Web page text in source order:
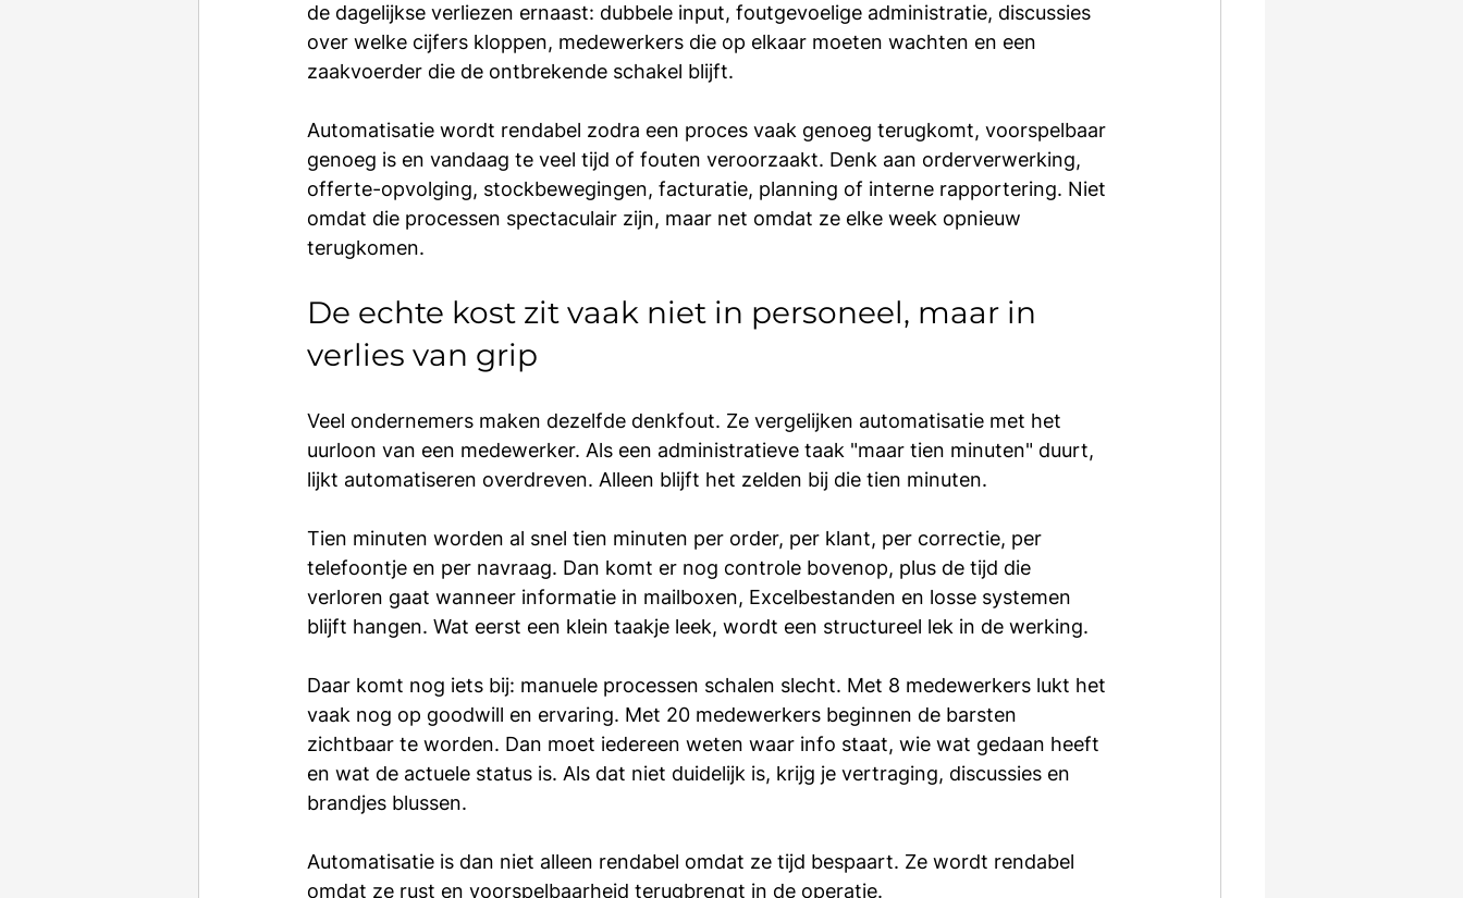
de dagelijkse verliezen ernaast: dubbele input, foutgevoelige administratie, discussies
over welke cijfers kloppen, medewerkers die op elkaar moeten wachten en een
zaakvoerder die de ontbrekende schakel blijft.
Automatisatie wordt rendabel zodra een proces vaak genoeg terugkomt, voorspelbaar
genoeg is en vandaag te veel tijd of fouten veroorzaakt. Denk aan orderverwerking,
offerte-opvolging, stockbewegingen, facturatie, planning of interne rapportering. Niet
omdat die processen spectaculair zijn, maar net omdat ze elke week opnieuw
terugkomen.
De echte kost zit vaak niet in personeel, maar in
verlies van grip
Veel ondernemers maken dezelfde denkfout. Ze vergelijken automatisatie met het
uurloon van een medewerker. Als een administratieve taak "maar tien minuten" duurt,
lijkt automatiseren overdreven. Alleen blijft het zelden bij die tien minuten.
Tien minuten worden al snel tien minuten per order, per klant, per correctie, per
telefoontje en per navraag. Dan komt er nog controle bovenop, plus de tijd die
verloren gaat wanneer informatie in mailboxen, Excelbestanden en losse systemen
blijft hangen. Wat eerst een klein taakje leek, wordt een structureel lek in de werking.
Daar komt nog iets bij: manuele processen schalen slecht. Met 8 medewerkers lukt het
vaak nog op goodwill en ervaring. Met 20 medewerkers beginnen de barsten
zichtbaar te worden. Dan moet iedereen weten waar info staat, wie wat gedaan heeft
en wat de actuele status is. Als dat niet duidelijk is, krijg je vertraging, discussies en
brandjes blussen.
Automatisatie is dan niet alleen rendabel omdat ze tijd bespaart. Ze wordt rendabel
omdat ze rust en voorspelbaarheid terugbrengt in de operatie.